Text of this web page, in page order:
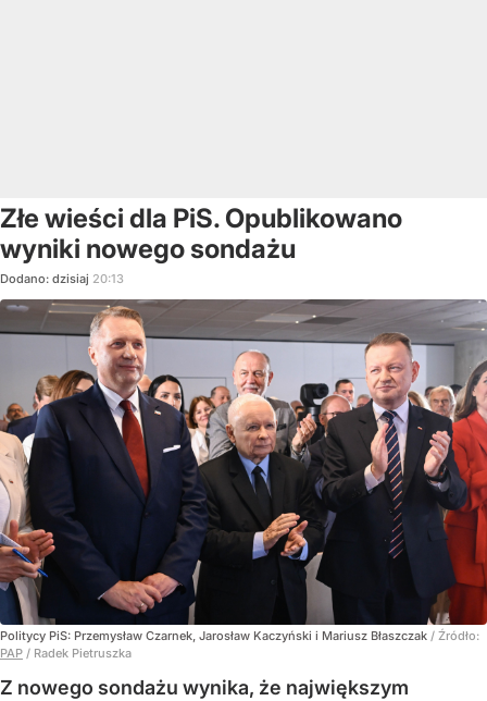
Złe wieści dla PiS. Opublikowano
wyniki nowego sondażu
Dodano: dzisiaj 20:13
Politycy PiS: Przemysław Czarnek, Jarosław Kaczyński i Mariusz Błaszczak / Źródło:
PAP / Radek Pietruszka
Z nowego sondażu wynika, że największym